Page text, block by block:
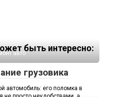
быть интересно:
авто
грузовика
автомобиль: его поломка в